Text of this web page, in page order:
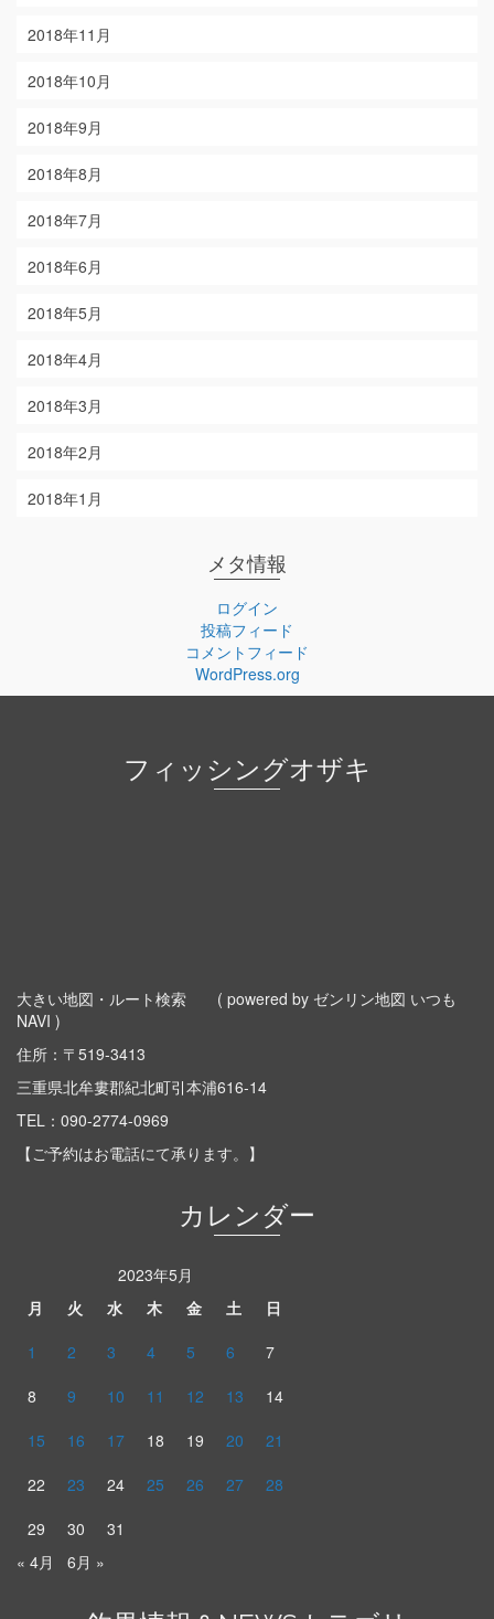
2018年11月
2018年10月
2018年9月
2018年8月
2018年7月
2018年6月
2018年5月
2018年4月
2018年3月
2018年2月
2018年1月
メタ情報
ログイン
投稿フィード
コメントフィード
WordPress.org
フィッシングオザキ
大きい地図・ルート検索
( powered by ゼンリン地図 いつも
NAVI )
住所：〒519-3413
三重県北牟婁郡紀北町引本浦616-14
TEL： 090-2774-0969
【ご予約はお電話にて承ります。】
カレンダー
2023年5月
月
火 水 木 金 土
日
1
2 3 4 5 6
7
8
9 10 11 12 13
14
15
16 17 18 19 20
21
22
23 24 25 26 27
28
29
30
31
« 4月
6月 »